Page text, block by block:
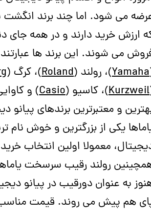
می شود. اما چند برند
ارزش خرید دارند و در همه جای
می شوند. این برند ها عبارتند
Yamaha)، رولند (Roland)، کرگ (
Kurzweil)، کاسیو (Casio) و
و معتبرترین برندهای پیانو
یکی از بزرگترین و خوش نام
معمولا اولین انتخاب
رولند رقیب سرسخت
به عنوان دورقیب در پیانو
هم پیش می روند. قیمت